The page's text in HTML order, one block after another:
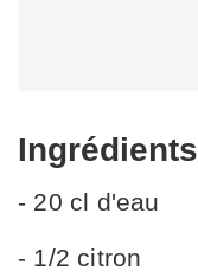
Ingrédients
- 20 cl d'eau
- 1/2 citron